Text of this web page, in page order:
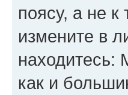
поясу, а не
измените в
находитесь:
как и